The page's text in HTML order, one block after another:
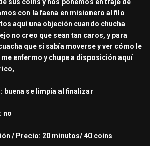
sus coins y nos ponemos en traje de
con la faena en misionero al filo
aquí una objeción cuando chucha
no creo que sean tan caros, y para
que si sabía moverse y ver cómo le
enfermo y chupe a disposición aquí
buena se limpia al finalizar
no
/ Precio: 20 minutos/ 40 coins